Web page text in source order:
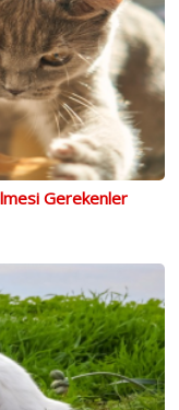
Gerekenler